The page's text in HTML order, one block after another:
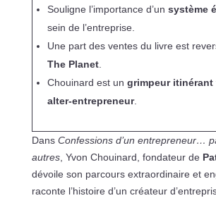
Souligne l’importance d’un système
sein de l’entreprise.
Une part des ventes du livre est
The Planet.
Chouinard est un grimpeur itinérant
alter-entrepreneur.
Dans Confessions d’un entrepreneur…
autres, Yvon Chouinard, fondateur de
dévoile son parcours extraordinaire et
raconte l’histoire d’un créateur